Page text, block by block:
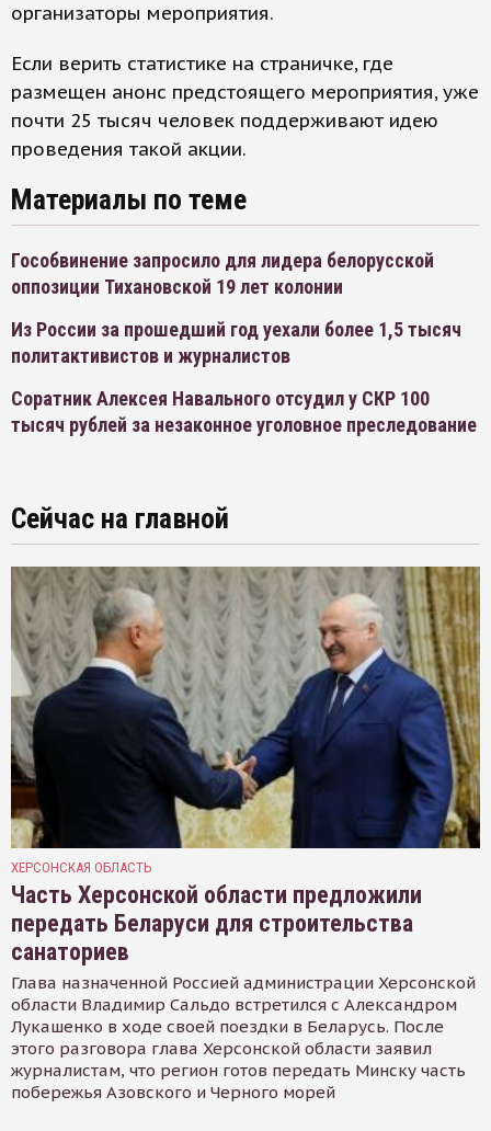
организаторы мероприятия.
Если верить статистике на страничке, где
размещен анонс предстоящего мероприятия, уже
почти 25 тысяч человек поддерживают идею
проведения такой акции.
Материалы по теме
Гособвинение запросило для лидера белорусской
оппозиции Тихановской 19 лет колонии
Из России за прошедший год уехали более 1,5 тысяч
политактивистов и журналистов
Соратник Алексея Навального отсудил у СКР 100
тысяч рублей за незаконное уголовное преследование
Сейчас на главной
ХЕРСОНСКАЯ ОБЛАСТЬ
Часть Херсонской области предложили
передать Беларуси для строительства
санаториев
Глава назначенной Россией администрации Херсонской
области Владимир Сальдо встретился с Александром
Лукашенко в ходе своей поездки в Беларусь. После
этого разговора глава Херсонской области заявил
журналистам, что регион готов передать Минску часть
побережья Азовского и Черного морей